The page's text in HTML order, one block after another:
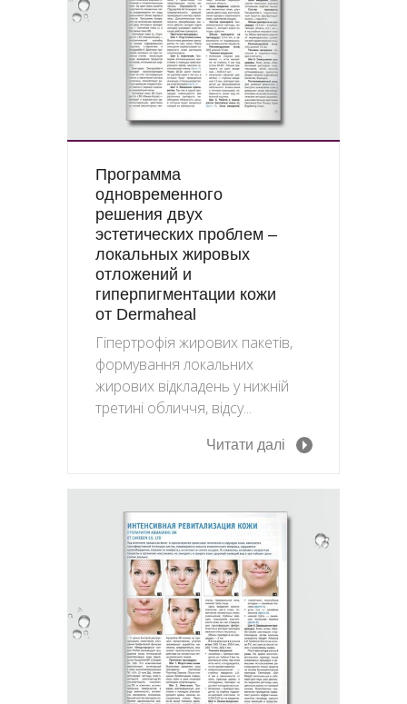
Программа
одновременного
решения двух
эстетических проблем –
локальных жировых
отложений и
гиперпигментации кожи
от Dermaheal
Гіпертрофія жирових пакетів,
формування локальних
жирових відкладень у нижній
третині обличчя, відсу...
Читати далі